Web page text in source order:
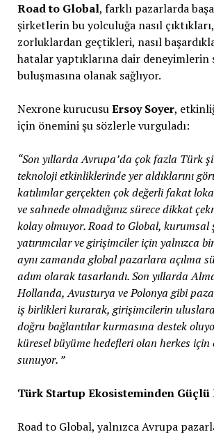
Road to Global, farklı pazarlarda
şirketlerin bu yolculuğa nasıl
zorluklardan geçtikleri, nasıl
hatalar yaptıklarına dair deneyimlerin
buluşmasına olanak sağlıyor.
Nexrone kurucusuErsoy Soyer,
için önemini şu sözlerle vurguladı:
“Son yıllarda Avrupa’da çok fazla Türk
teknoloji etkinliklerinde yer aldıklarını
katılımlar gerçekten çok değerli fakat
ve sahnede olmadığınız sürece dikkat
kolay olmuyor. Road to Global, kurumsal
yatırımcılar ve girişimciler için yalnızca
aynı zamanda global pazarlara açılma
adım olarak tasarlandı. Son yıllarda
Hollanda, Avusturya ve Polonya gibi
iş birlikleri kurarak, girişimcilerin
doğru bağlantılar kurmasına destek
küresel büyüme hedefleri olan herkes için
sunuyor. ”
Türk Startup Ekosisteminden Güçlü
Road to Global, yalnızca Avrupa